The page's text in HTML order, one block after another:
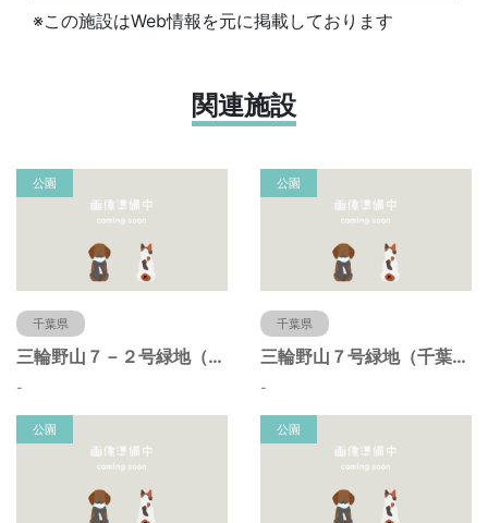
※この施設はWeb情報を元に掲載しております
関連施設
公園
千葉県
三輪野山７－２号緑地（千葉県流山市）
-
公園
千葉県
三輪野山７号緑地（千葉県流山市）
-
公園 公園